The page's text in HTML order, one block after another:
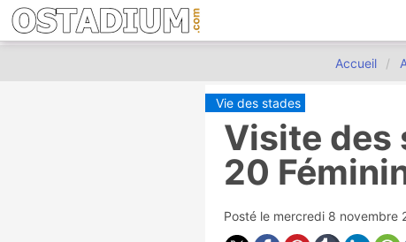
Accueil
Vie des stades
Visite des
20
Posté le mercredi 8 novembre